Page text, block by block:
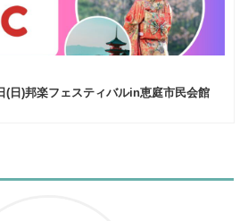
(日)邦楽フェスティバルin恵庭市民会館